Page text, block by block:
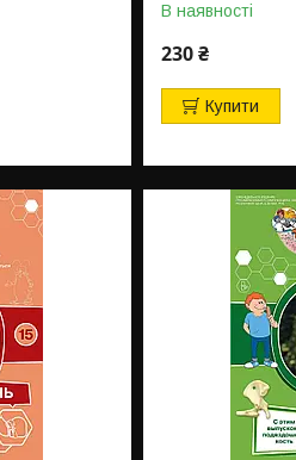
В наявності
230 ₴
Купити